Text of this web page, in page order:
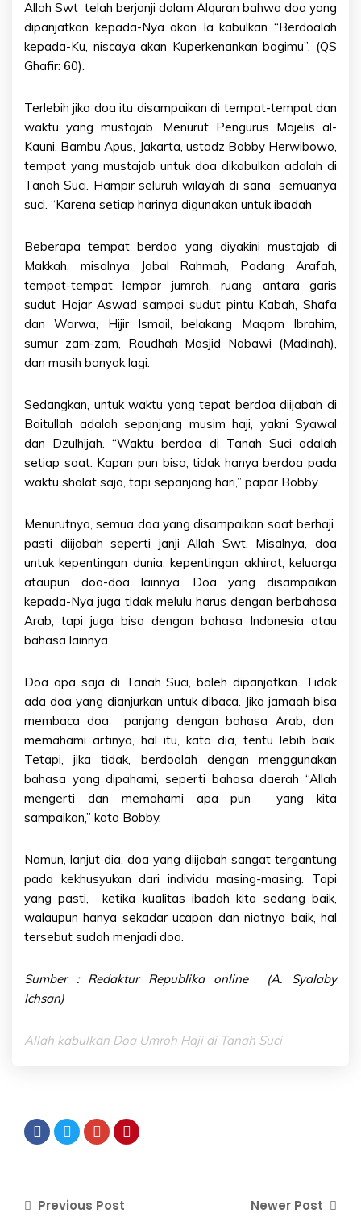
Allah Swt telah berjanji dalam Alquran bahwa doa yang
dipanjatkan kepada-Nya akan Ia kabulkan “Berdoalah
kepada-Ku, niscaya akan Kuperkenankan bagimu”. (QS
Ghafir: 60).
Terlebih jika doa itu disampaikan di tempat-tempat dan
waktu yang mustajab. Menurut Pengurus Majelis al-
Kauni, Bambu Apus, Jakarta, ustadz Bobby Herwibowo,
tempat yang mustajab untuk doa dikabulkan adalah di
Tanah Suci. Hampir seluruh wilayah di sana semuanya
suci. “Karena setiap harinya digunakan untuk ibadah
Beberapa tempat berdoa yang diyakini mustajab di
Makkah, misalnya Jabal Rahmah, Padang Arafah,
tempat-tempat lempar jumrah, ruang antara garis
sudut Hajar Aswad sampai sudut pintu Kabah, Shafa
dan Warwa, Hijir Ismail, belakang Maqom Ibrahim,
sumur zam-zam, Roudhah Masjid Nabawi (Madinah),
dan masih banyak lagi.
Sedangkan, untuk waktu yang tepat berdoa diijabah di
Baitullah adalah sepanjang musim haji, yakni Syawal
dan Dzulhijah. “Waktu berdoa di Tanah Suci adalah
setiap saat. Kapan pun bisa, tidak hanya berdoa pada
waktu shalat saja, tapi sepanjang hari,” papar Bobby.
Menurutnya, semua doa yang disampaikan saat berhaji
pasti diijabah seperti janji Allah Swt. Misalnya, doa
untuk kepentingan dunia, kepentingan akhirat, keluarga
ataupun doa-doa lainnya. Doa yang disampaikan
kepada-Nya juga tidak melulu harus dengan berbahasa
Arab, tapi juga bisa dengan bahasa Indonesia atau
bahasa lainnya.
Doa apa saja di Tanah Suci, boleh dipanjatkan. Tidak
ada doa yang dianjurkan untuk dibaca. Jika jamaah bisa
membaca doa panjang dengan bahasa Arab, dan
memahami artinya, hal itu, kata dia, tentu lebih baik.
Tetapi, jika tidak, berdoalah dengan menggunakan
bahasa yang dipahami, seperti bahasa daerah “Allah
mengerti dan memahami apa pun yang kita
sampaikan,” kata Bobby.
Namun, lanjut dia, doa yang diijabah sangat tergantung
pada kekhusyukan dari individu masing-masing. Tapi
yang pasti, ketika kualitas ibadah kita sedang baik,
walaupun hanya sekadar ucapan dan niatnya baik, hal
tersebut sudah menjadi doa.
Sumber : Redaktur Republika online (A. Syalaby
Ichsan)
Allah kabulkan Doa Umroh Haji di Tanah Suci
Previous Post Newer Post